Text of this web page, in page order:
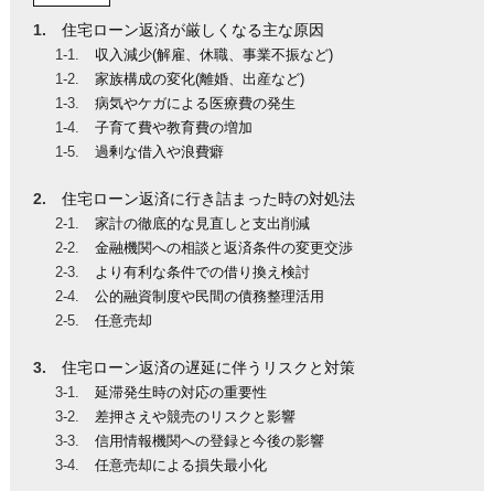
住宅ローン返済が厳しくなる主な原因
収入減少(解雇、休職、事業不振など)
家族構成の変化(離婚、出産など)
病気やケガによる医療費の発生
子育て費や教育費の増加
過剰な借入や浪費癖
住宅ローン返済に行き詰まった時の対処法
家計の徹底的な見直しと支出削減
金融機関への相談と返済条件の変更交渉
より有利な条件での借り換え検討
公的融資制度や民間の債務整理活用
任意売却
住宅ローン返済の遅延に伴うリスクと対策
延滞発生時の対応の重要性
差押さえや競売のリスクと影響
信用情報機関への登録と今後の影響
任意売却による損失最小化